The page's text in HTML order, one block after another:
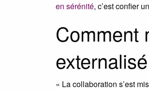
en sérénité, c’est confier
Comment
« La collaboration s’est